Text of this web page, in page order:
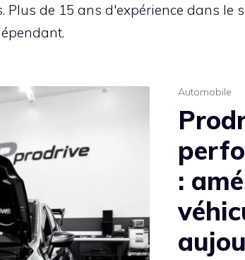
de 15 ans d'expérience dans le
Automobile
: